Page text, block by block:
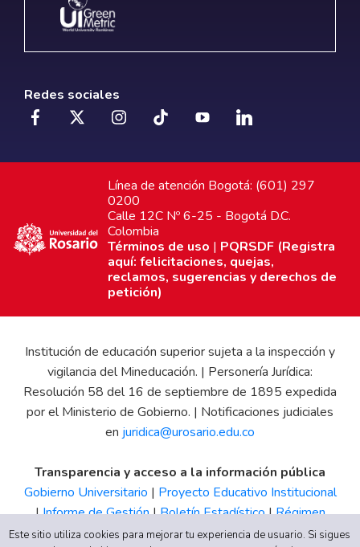
Redes sociales
Línea de atención Bogotá: (601) 297
0200
Calle 12C Nº 6-25 - Bogotá D.C.
Colombia
Términos de uso | PQRSDF (Registra
aquí: felicitaciones, quejas,
reclamos, sugerencias y derechos de
petición)
Institución de educación superior sujeta a la inspección y
vigilancia del Mineducación. | Personería Jurídica:
Resolución 58 del 16 de septiembre de 1895 expedida
por el Ministerio de Gobierno. | Notificaciones judiciales
en juridica@urosario.edu.co
Transparencia y acceso a la información pública
Gobierno Universitario | Proyecto Educativo Institucional
|Informe de Gestión|Boletín Estadístico|Régimen
Tributario|Estados Financieros |Código de Ética| Canal
Este sitio utiliza cookies para mejorar tu experiencia de usuario. Si sigues